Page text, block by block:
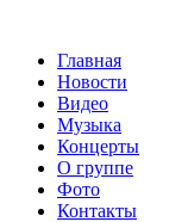
Главная
Новости
Видео
Музыка
Концерты
О группе
Фото
Контакты